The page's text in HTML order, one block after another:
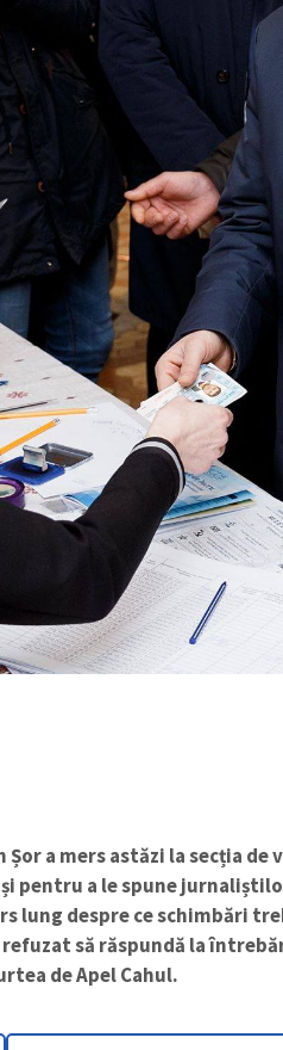
a mers astăzi la secția de
pentru a le spune
lung despre ce schimbări
să răspundă la
de Apel Cahul.